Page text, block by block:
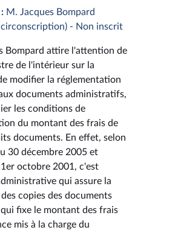
M. Jacques Bompard
circonscription) - Non inscrit
Bompard attire l'attention de
de l'intérieur sur la
modifier la réglementation
documents administratifs,
les conditions de
du montant des frais de
documents. En effet, selon
30 décembre 2005 et
octobre 2001, c'est
qui assure la
copies des documents
fixe le montant des frais
mis à la charge du